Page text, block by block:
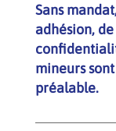
Sans
adhésion,
mineurs
préalable.